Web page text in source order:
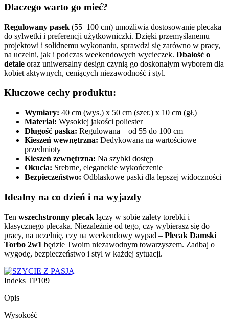
Dlaczego warto go mieć?
Regulowany pasek (55–100 cm) umożliwia dostosowanie plecaka
do sylwetki i preferencji użytkowniczki. Dzięki przemyślanemu
projektowi i solidnemu wykonaniu, sprawdzi się zarówno w pracy,
na uczelni, jak i podczas weekendowych wycieczek. Dbałość o
detale oraz uniwersalny design czynią go doskonałym wyborem dla
kobiet aktywnych, ceniących niezawodność i styl.
Kluczowe cechy produktu:
Wymiary: 40 cm (wys.) x 50 cm (szer.) x 10 cm (gł.)
Materiał: Wysokiej jakości poliester
Długość paska: Regulowana – od 55 do 100 cm
Kieszeń wewnętrzna: Dedykowana na wartościowe
przedmioty
Kieszeń zewnętrzna: Na szybki dostęp
Okucia: Srebrne, eleganckie wykończenie
Bezpieczeństwo: Odblaskowe paski dla lepszej widoczności
Idealny na co dzień i na wyjazdy
Ten wszechstronny plecak łączy w sobie zalety torebki i
klasycznego plecaka. Niezależnie od tego, czy wybierasz się do
pracy, na uczelnię, czy na weekendowy wypad – Plecak Damski
Torbo 2w1 będzie Twoim niezawodnym towarzyszem. Zadbaj o
wygodę, bezpieczeństwo i styl w każdej sytuacji.
Indeks TP109
Opis
Wysokość